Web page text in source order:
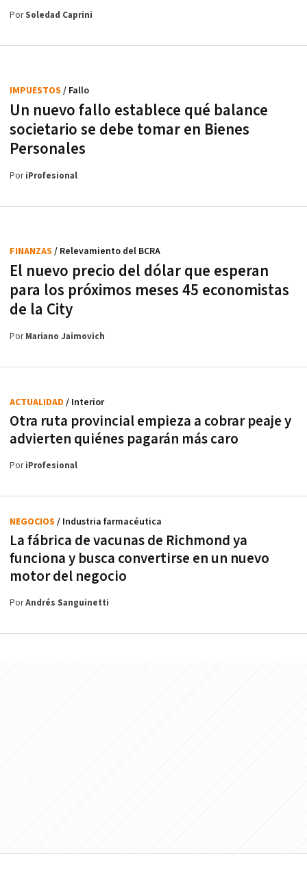
PorSoledad Caprini
Un nuevo fallo establece qué balance
societario se debe tomar en Bienes
Personales
IMPUESTOS / Fallo
PoriProfesional
El nuevo precio del dólar que esperan
para los próximos meses 45 economistas
de la City
FINANZAS / Relevamiento del BCRA
PorMariano Jaimovich
Otra ruta provincial empieza a cobrar peaje y
advierten quiénes pagarán más caro
ACTUALIDAD / Interior
PoriProfesional
La fábrica de vacunas de Richmond ya
funciona y busca convertirse en un nuevo
motor del negocio
NEGOCIOS / Industria farmacéutica
PorAndrés Sanguinetti